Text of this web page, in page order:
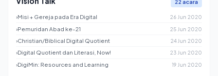
22 acara
›Misi + Gereja pada Era Digital 26 Jun 2020
›Pemuridan Abad ke-21 25 Jun 2020
›Christian/Biblical Digital Quotient 24 Jun 2020
›Digital Quotient dan Literasi, Now! 23 Jun 2020
›DigiMin: Resources and Learning 19 Jun 2020